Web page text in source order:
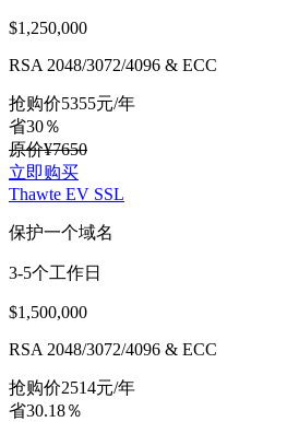
$1,250,000
RSA 2048/3072/4096 & ECC
抢购价5355元/年
省30％
原价¥7650
立即购买
Thawte EV SSL
保护一个域名
3-5个工作日
$1,500,000
RSA 2048/3072/4096 & ECC
抢购价2514元/年
省30.18％